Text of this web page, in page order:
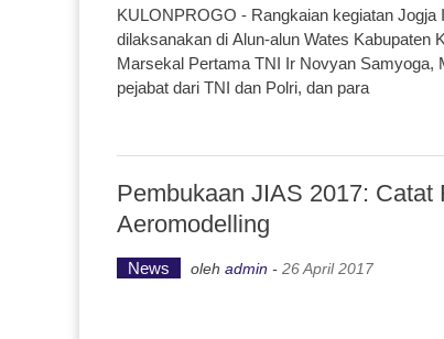
KULONPROGO - Rangkaian kegiatan
dilaksanakan di Alun-alun Wates Kabupaten
Marsekal Pertama TNI Ir Novyan Samyoga,
pejabat dari TNI dan Polri, dan para
Pembukaan JIAS 2017:
Aeromodelling
News oleh admin - 26 April 2017